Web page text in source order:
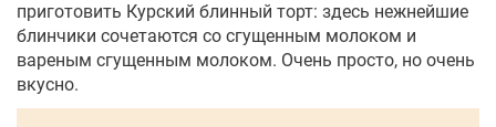
приготовить Курский блинный торт: здесь нежнейшие
блинчики сочетаются со сгущенным молоком и
вареным сгущенным молоком. Очень просто, но очень
вкусно.